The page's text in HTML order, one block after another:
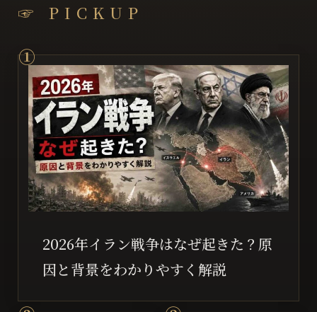
☞ PICKUP
2026年イラン戦争はなぜ起きた？原
因と背景をわかりやすく解説